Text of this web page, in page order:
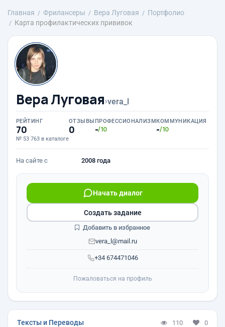
Главная Фрилансеры Вера Луговая
Портфолио
Карта профилактических прививок
Вера Луговая›vera_l
РЕЙТИНГ
70
№ 53 763 в каталоге
ОТЗЫВЫ
0
ПРОФЕССИОНАЛИЗМ
-/10
КОММУНИКАЦИЯ
-/10
На сайте с 2008 года
+34 674471046
Начать диалог
vera_l@mail.ru
Создать задание
Добавить в избранное
Пожаловаться на профиль
Тексты и Переводы 110 0